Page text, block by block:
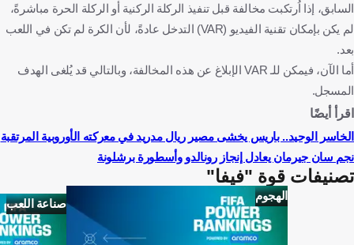
الولايات المتحدة الأمريكية
السنغال ضد العراق
العراق
فرنسا ضد السنغال
فرنسا النرويج ضد السنغال
السنغال
المغرب
الإكوادور النرويج الولايات المتحدة
اسكتلندا
هايتي
السابق، إذا اُرتكبت مخالفة قبل تنفيذ الركلة الركنية أو الركلة الحرة مباشرةً،
لم يكن بإمكان تقنية الفيديو (VAR) التدخل عادةً، لأن الكرة لم تكن في اللعب
بعد.
أما الآن، فيمكن للـ VAR الإبلاغ عن هذه المخالفة، وبالتالي قد يُلغى الهدف
المسجل.
اقرأ أيضًا
الخاسر الوحيد.. باريس يخشى مصير ريال مدريد في معركته الأوروبية المرتقبة
نجم سان جيرمان يعادل إنجاز رونالدو وأسطورة برشلونة
تصنيفات قوة "فيفا"
الهجوم
صناعة اللعب